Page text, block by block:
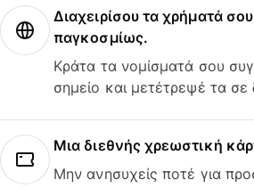
Διαχειρίσου τα χρήματά
παγκοσμίως.
Κράτα τα νομίσματά σου
σημείο και μετέτρεψέ τα σε
Μια διεθνής χρεωστική
Μην ανησυχείς ποτέ για